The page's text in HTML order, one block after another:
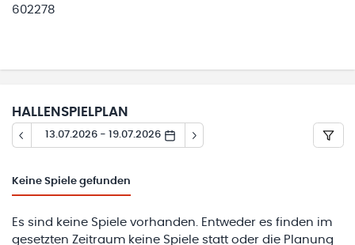
602278
HALLENSPIELPLAN
13.07.2026 - 19.07.2026
Keine Spiele gefunden
Es sind keine Spiele vorhanden. Entweder es finden im
gesetzten Zeitraum keine Spiele statt oder die Planung